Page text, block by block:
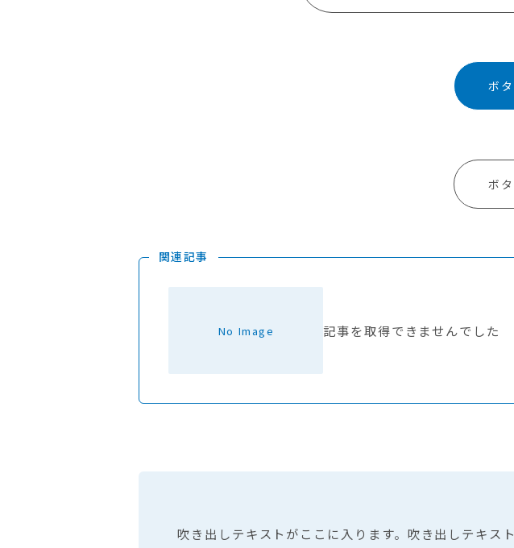
ボ
ボ
関連記事
No Image 記事を取得できませんでした
吹き出しテキストがここに入ります。吹き出しテキス